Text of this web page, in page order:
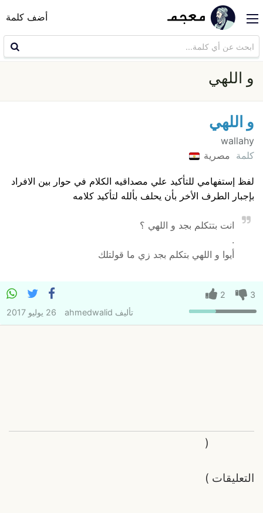
أضف كلمة
و اللهي
و اللهي
wallahy
كلمة مصرية
لفظ إستفهامي للتأكيد علي مصداقيه الكلام في حوار بين الافراد
بإجبار الطرف الأخر بأن يحلف بألله لتأكيد كلامه
انت بتتكلم بجد و اللهي ؟
.
أيوا و اللهي بتكلم بجد زي ما قولتلك
3
2
تأليف ahmedwalid 26 يوليو 2017
التعليقات
(
)